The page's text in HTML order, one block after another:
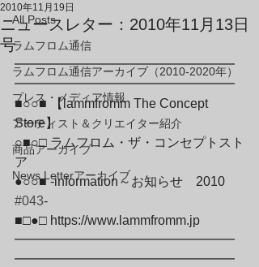
All Posts
ラムフロム通信
ラムフロム通信アーカイブ（2010-2020年）
プレス・メディア情報
アーティスト＆クリエイター紹介
商品アーカイブ
News Letterアーカイブ
ニュースレター：2010年11月13日
号
2010年11月19日
━━━━━━━━━━━━━━━━━
━━━━━━━━━━━━━━━━━
■○○■ 【lammfromm The Concept
Store】
○■○□ ラムフロム・ザ・コンセプトスト
ア
●○○■ -information～お知らせ　2010
#043-
■□●□ https://www.lammfromm.jp
━━━━━━━━━━━━━━━━━
━━━━━━━━━━━━━━━━━